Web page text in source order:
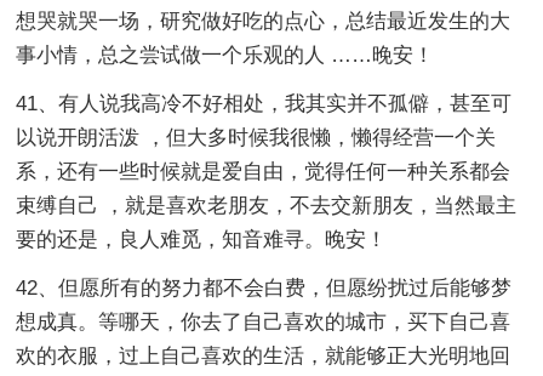
想哭就哭一场，研究做好吃的点心，总结最近发生的大
事小情，总之尝试做一个乐观的人 ……晚安！
41、有人说我高冷不好相处，我其实并不孤僻，甚至可
以说开朗活泼 ，但大多时候我很懒，懒得经营一个关
系，还有一些时候就是爱自由，觉得任何一种关系都会
束缚自己 ，就是喜欢老朋友，不去交新朋友，当然最主
要的还是，良人难觅，知音难寻。晚安！
42、但愿所有的努力都不会白费，但愿纷扰过后能够梦
想成真。等哪天，你去了自己喜欢的城市，买下自己喜
欢的衣服，过上自己喜欢的生活，就能够正大光明地回